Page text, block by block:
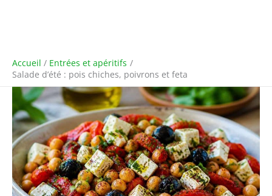
Accueil
Entrées et apéritifs
Salade d’été : pois chiches, poivrons et feta